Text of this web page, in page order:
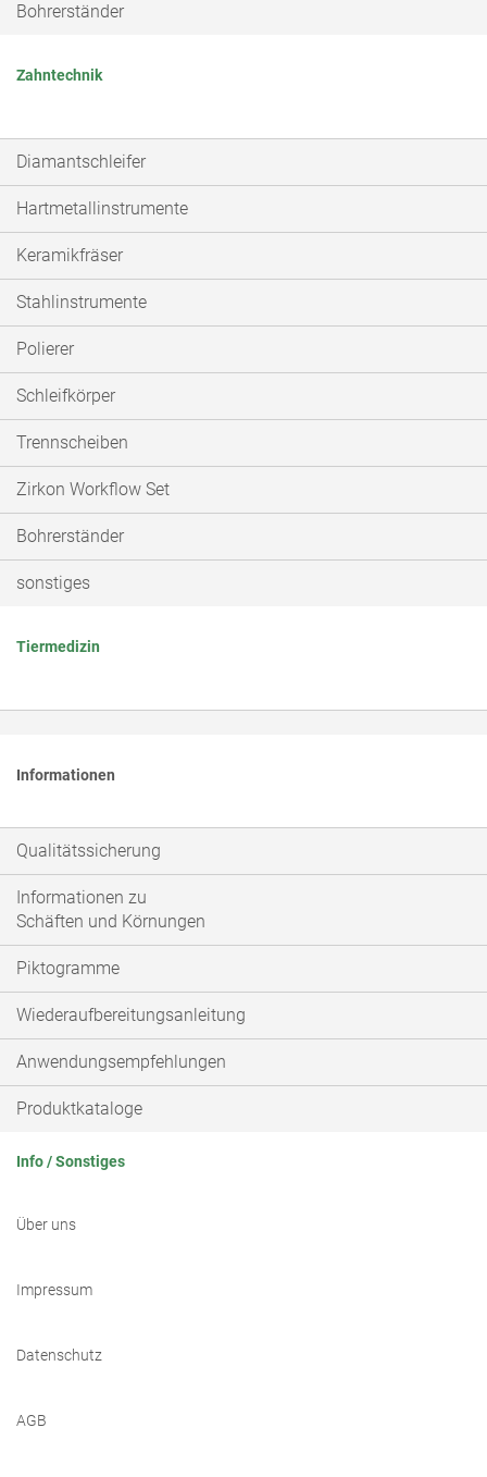
Bohrerständer
Zahntechnik
Diamantschleifer
Hartmetallinstrumente
Keramikfräser
Stahlinstrumente
Polierer
Schleifkörper
Trennscheiben
Zirkon Workflow Set
Bohrerständer
sonstiges
Tiermedizin
Informationen
Qualitätssicherung
Informationen zu
Schäften und Körnungen
Piktogramme
Wiederaufbereitungsanleitung
Anwendungsempfehlungen
Produktkataloge
Info / Sonstiges
Über uns
Impressum
Datenschutz
AGB